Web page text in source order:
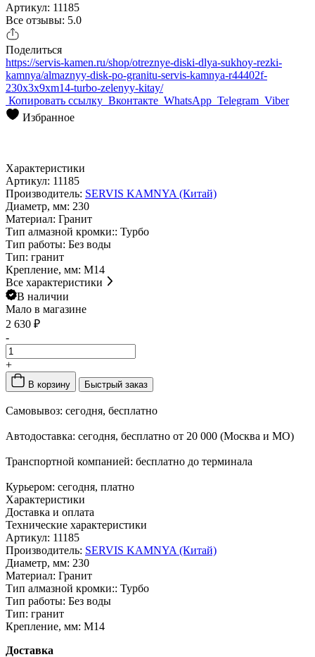
Артикул: 11185
Все отзывы: 5.0
Поделиться
https://servis-kamen.ru/shop/otreznye-diski-dlya-sukhoy-rezki-
kamnya/almaznyy-disk-po-granitu-servis-kamnya-r44402f-
230x3x9xm14-turbo-zelenyy-kitay/
Копировать ссылку Вконтакте WhatsApp Telegram Viber
Избранное
Характеристики
Артикул: 11185
Производитель: SERVIS KAMNYA (Китай)
Диаметр, мм: 230
Материал: Гранит
Тип алмазной кромки:: Турбо
Тип работы: Без воды
Тип: гранит
Крепление, мм: M14
Все характеристики
В наличии
Мало в магазине
2 630 ₽
-
+
В корзину Быстрый заказ
Самовывоз: сегодня, бесплатно
Автодоставка: сегодня, бесплатно от 20 000 (Москва и МО)
Транспортной компанией: бесплатно до терминала
Курьером: сегодня, платно
Характеристики
Доставка и оплата
Технические характеристики
Артикул: 11185
Производитель: SERVIS KAMNYA (Китай)
Диаметр, мм: 230
Материал: Гранит
Тип алмазной кромки:: Турбо
Тип работы: Без воды
Тип: гранит
Крепление, мм: M14
Доставка